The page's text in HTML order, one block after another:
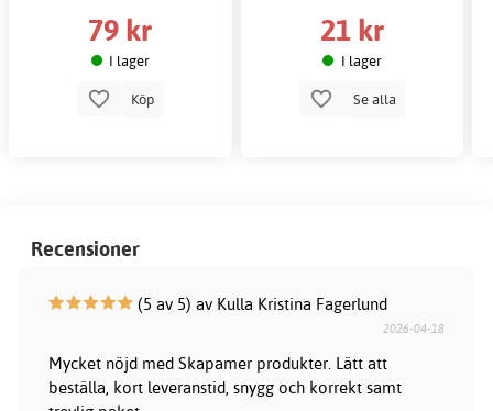
79 kr
I lager
Köp
21 kr
I lager
Se alla
Recensioner
(5 av 5) av Kulla Kristina Fagerlund
2026-04-18
Mycket nöjd med Skapamer produkter. Lätt att
beställa, kort leveranstid, snygg och korrekt samt